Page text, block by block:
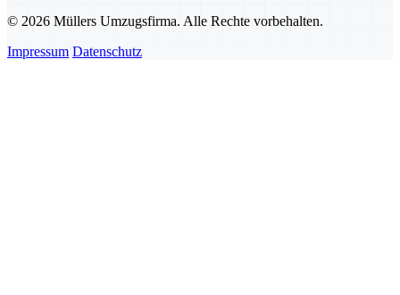
© 2026 Müllers Umzugsfirma. Alle Rechte vorbehalten.
Impressum Datenschutz